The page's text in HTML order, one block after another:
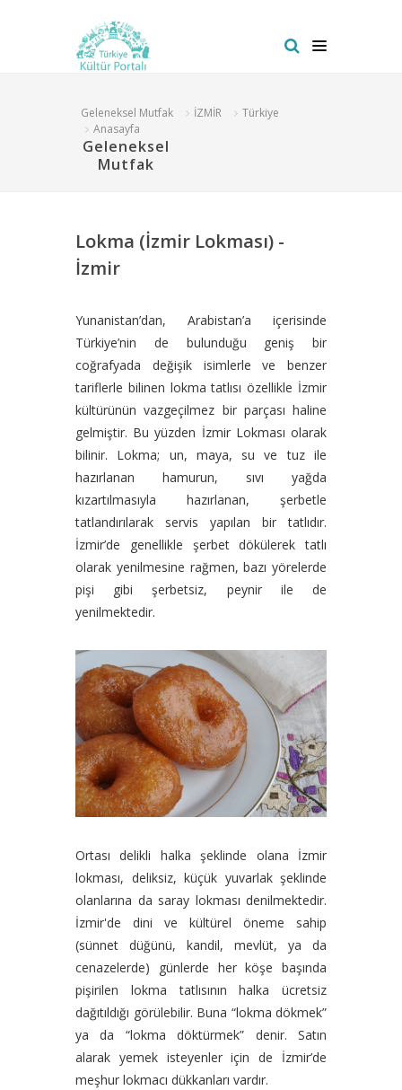
Geleneksel Mutfak İZMİR
Türkiye
Anasayfa
Geleneksel
Mutfak
Lokma (İzmir Lokması) -
İzmir
Yunanistan’dan, Arabistan’a içerisinde
Türkiye’nin de bulunduğu geniş bir
coğrafyada değişik isimlerle ve benzer
tariflerle bilinen lokma tatlısı özellikle İzmir
kültürünün vazgeçilmez bir parçası haline
gelmiştir. Bu yüzden İzmir Lokması olarak
bilinir. Lokma; un, maya, su ve tuz ile
hazırlanan hamurun, sıvı yağda
kızartılmasıyla hazırlanan, şerbetle
tatlandırılarak servis yapılan bir tatlıdır.
İzmir’de genellikle şerbet dökülerek tatlı
olarak yenilmesine rağmen, bazı yörelerde
pişi gibi şerbetsiz, peynir ile de
yenilmektedir.
Ortası delikli halka şeklinde olana İzmir
lokması, deliksiz, küçük yuvarlak şeklinde
olanlarına da saray lokması denilmektedir.
İzmir'de dini ve kültürel öneme sahip
(sünnet düğünü, kandil, mevlüt, ya da
cenazelerde) günlerde her köşe başında
pişirilen lokma tatlısının halka ücretsiz
dağıtıldığı görülebilir. Buna “lokma dökmek”
ya da “lokma döktürmek” denir. Satın
alarak yemek isteyenler için de İzmir’de
meşhur lokmacı dükkanları vardır.